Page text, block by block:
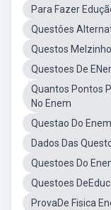
Para Fazer
Questôes
Questos
Questoes De
Quantos Pontos
No Enem
Questao Do
Dados Das
Questoes Do
Questoes
ProvaDe Fisica